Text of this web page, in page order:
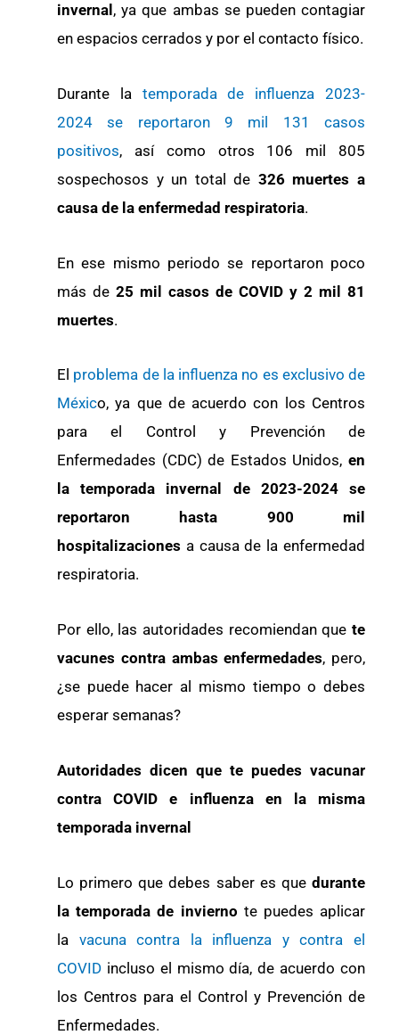
invernal , ya que ambas se pueden contagiar
en espacios cerrados y por el contacto físico.
Durante la temporada de influenza 2023-
2024 se reportaron 9 mil 131 casos
positivos, así como otros 106 mil 805
sospechosos y un total de 326 muertes a
causa de la enfermedad respiratoria.
En ese mismo periodo se reportaron poco
más de 25 mil casos de COVID y 2 mil 81
muertes.
El problema de la influenza no es exclusivo de
México, ya que de acuerdo con los Centros
para el Control y Prevención de
Enfermedades (CDC) de Estados Unidos, en
la temporada invernal de 2023-2024 se
reportaron hasta 900 mil
hospitalizaciones a causa de la enfermedad
respiratoria.
Por ello, las autoridades recomiendan que te
vacunes contra ambas enfermedades, pero,
¿se puede hacer al mismo tiempo o debes
esperar semanas?
Autoridades dicen que te puedes vacunar
contra COVID e influenza en la misma
temporada invernal
Lo primero que debes saber es que durante
la temporada de invierno te puedes aplicar
la vacuna contra la influenza y contra el
COVID incluso el mismo día, de acuerdo con
los Centros para el Control y Prevención de
Enfermedades.